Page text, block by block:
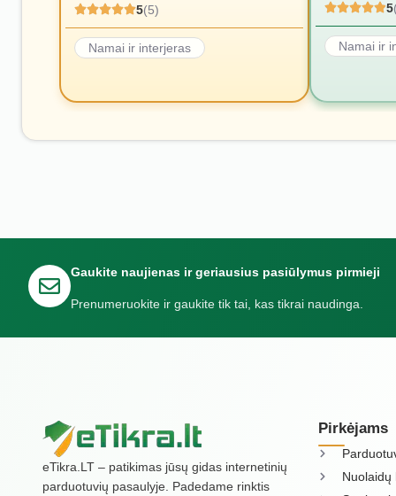
5(5)
Namai ir interjeras
5
Namai ir
Gaukite naujienas ir geriausius pasiūlymus pirmieji
Prenumeruokite ir gaukite tik tai, kas tikrai naudinga.
eTikra.LT – patikimas jūsų gidas internetinių
parduotuvių pasaulyje. Padedame rinktis
Pirkėjams
Nuolaidų